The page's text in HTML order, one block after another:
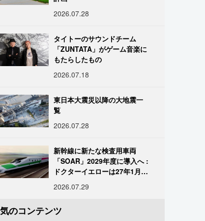
2026.07.28
タイトーのサウンドチーム
「ZUNTATA」がゲーム音楽に
もたらしたもの
2026.07.18
東日本大震災以降の大地震一
覧
2026.07.28
新幹線に新たな検査用車両
「SOAR」2029年度に導入へ :
ドクターイエローは27年1月に
2026.07.29
のコンテンツ